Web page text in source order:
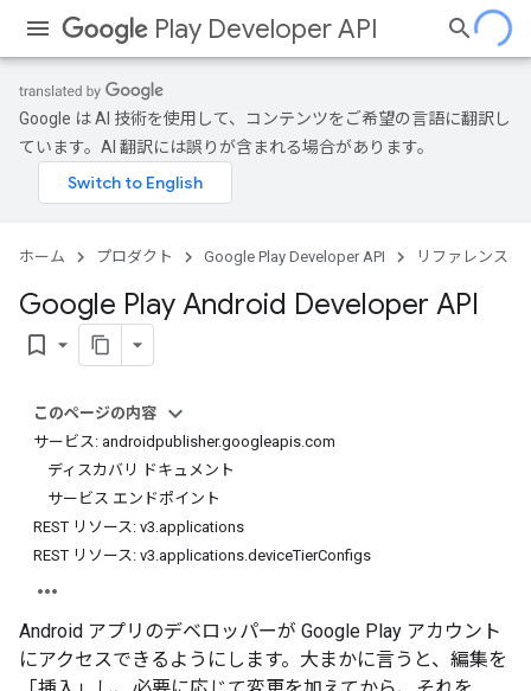
Play Developer API
Google は AI 技術を使用して、コンテンツをご希望の言語に翻訳し
ています。AI 翻訳には誤りが含まれる場合があります。
ホーム プロダクト Google Play Developer API リファレンス
Google Play Android Developer API
bookmark_border
このページの内容
サービス: androidpublisher.googleapis.com
ディスカバリ ドキュメント
サービス エンドポイント
REST リソース: v3.applications
REST リソース: v3.applications.deviceTierConfigs
Android アプリのデベロッパーが Google Play アカウント
にアクセスできるようにします。大まかに言うと、編集を